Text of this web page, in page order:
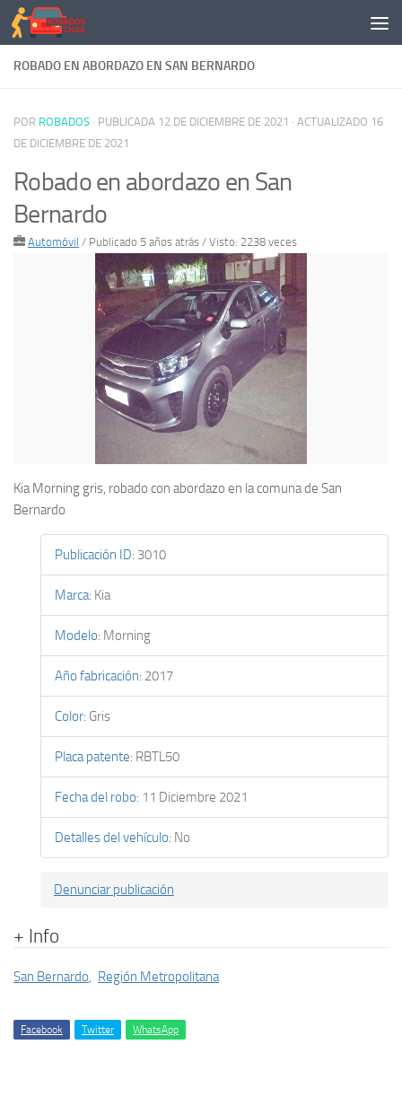
Saltar al contenido
ROBADO EN ABORDAZO EN SAN BERNARDO
POR ROBADOS · PUBLICADA 12 DE DICIEMBRE DE 2021 · ACTUALIZADO 16
DE DICIEMBRE DE 2021
Robado en abordazo en San
Bernardo
Automóvil / Publicado 5 años atrás / Visto: 2238 veces
Kia Morning gris, robado con abordazo en la comuna de San
Bernardo
Publicación ID: 3010
Marca: Kia
Modelo: Morning
Año fabricación: 2017
Color: Gris
Placa patente: RBTL50
Fecha del robo: 11 Diciembre 2021
Detalles del vehículo: No
Denunciar publicación
+ Info
San Bernardo, Región Metropolitana
Facebook Twitter WhatsApp